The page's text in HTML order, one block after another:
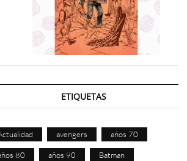
ETIQUETAS
avengers años 70
80 años 90 Batman